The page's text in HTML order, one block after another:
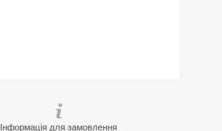
Інформація для замовлення